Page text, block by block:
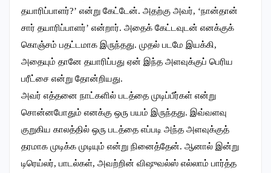
தயாரிப்பாளர்?’ என்று கேட்டேன். அதற்கு அவர், ‘நான்தான்
சார் தயாரிப்பாளர்’ என்றார். அதைக் கேட்டவுடன் எனக்குக்
கொஞ்சம் பதட்டமாக இருந்தது. முதல் படமே இயக்கி,
அதையும் தானே தயாரிப்பது ஏன் இந்த அளவுக்குப் பெரிய
பரீட்சை என்று தோன்றியது.
அவர் எத்தனை நாட்களில் படத்தை முடிப்பீர்கள் என்று
சொன்னபோதும் எனக்கு ஒரு பயம் இருந்தது. இவ்வளவு
குறுகிய காலத்தில் ஒரு படத்தை எப்படி அந்த அளவுக்குத்
தரமாக முடிக்க முடியும் என்று நினைத்தேன். ஆனால் இன்று
டிரெய்லர், பாடல்கள், அவற்றின் விஷுவல்ஸ் எல்லாம் பார்த்த